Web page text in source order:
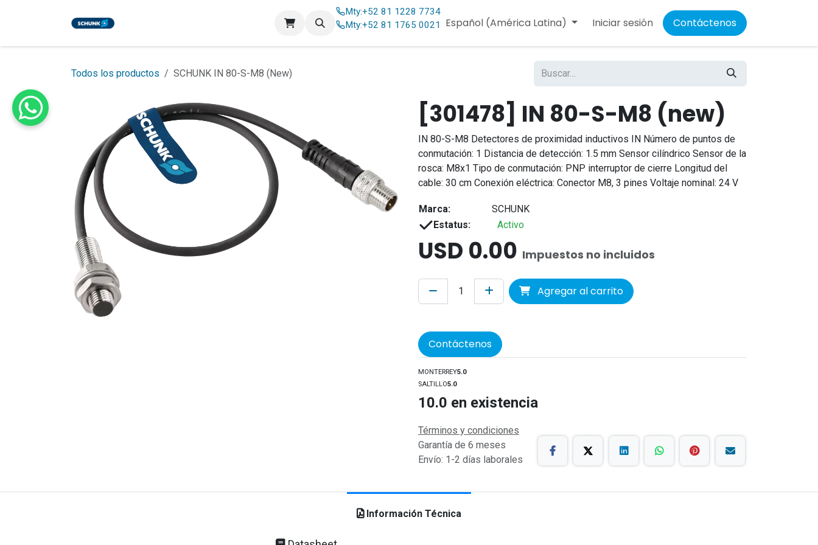
Contáctenos
Mty:+52 81 1228 7734
Mty:+52 81 1765 0021 Español (América Latina) Iniciar sesión Contáctenos
Todos los productos SCHUNK IN 80-S-M8 (New)
[301478] IN 80-S-M8 (new)
IN 80-S-M8 Detectores de proximidad inductivos IN Número de puntos de
conmutación: 1 Distancia de detección: 1.5 mm Sensor cilíndrico Sensor de la
rosca: M8x1 Tipo de conmutación: PNP interruptor de cierre Longitud del
cable: 30 cm Conexión eléctrica: Conector M8, 3 pines Voltaje nominal: 24 V
Marca:
SCHUNK
Estatus:
Activo
USD 0.00 Impuestos no incluidos
Agregar al carrito
Contáctenos
MONTERREY5.0
SALTILLO5.0
10.0 en existencia
Términos y condiciones
Garantía de 6 meses
Envío: 1-2 días laborales
Información Técnica